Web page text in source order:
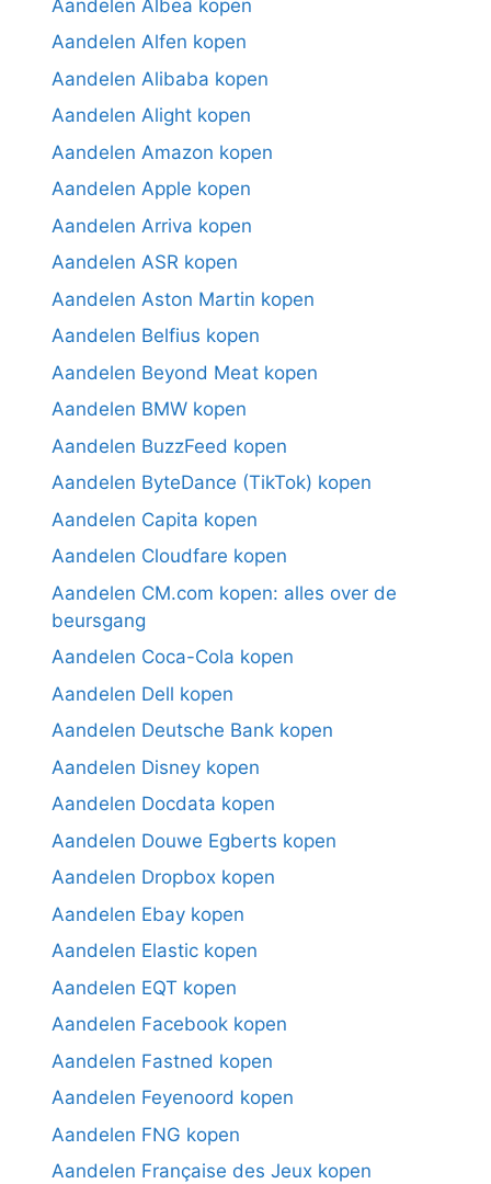
Aandelen Albea kopen
Aandelen Alfen kopen
Aandelen Alibaba kopen
Aandelen Alight kopen
Aandelen Amazon kopen
Aandelen Apple kopen
Aandelen Arriva kopen
Aandelen ASR kopen
Aandelen Aston Martin kopen
Aandelen Belfius kopen
Aandelen Beyond Meat kopen
Aandelen BMW kopen
Aandelen BuzzFeed kopen
Aandelen ByteDance (TikTok) kopen
Aandelen Capita kopen
Aandelen Cloudfare kopen
Aandelen CM.com kopen: alles over de
beursgang
Aandelen Coca-Cola kopen
Aandelen Dell kopen
Aandelen Deutsche Bank kopen
Aandelen Disney kopen
Aandelen Docdata kopen
Aandelen Douwe Egberts kopen
Aandelen Dropbox kopen
Aandelen Ebay kopen
Aandelen Elastic kopen
Aandelen EQT kopen
Aandelen Facebook kopen
Aandelen Fastned kopen
Aandelen Feyenoord kopen
Aandelen FNG kopen
Aandelen Française des Jeux kopen